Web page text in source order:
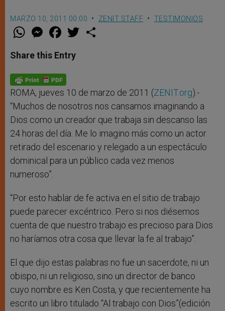
MARZO 10, 2011 00:00 ZENIT STAFF TESTIMONIOS
W
t
s
p
p
M
e
s
e
g
e
r
F
a
e
b
o
k
w
Share this Entry
ROMA, jueves 10 de marzo de 2011 (ZENIT.org).-
“Muchos de nosotros nos cansamos imaginando a
Dios como un creador que trabaja sin descanso las
24 horas del día. Me lo imagino más como un actor
retirado del escenario y relegado a un espectáculo
dominical para un público cada vez menos
numeroso”.
“Por esto hablar de fe activa en el sitio de trabajo
puede parecer excéntrico. Pero si nos diésemos
cuenta de que nuestro trabajo es precioso para Dios
no haríamos otra cosa que llevar la fe al trabajo”.
El que dijo estas palabras no fue un sacerdote, ni un
obispo, ni un religioso, sino un director de banco
cuyo nombre es Ken Costa, y que recientemente ha
escrito un libro titulado “Al trabajo con Dios”(edición